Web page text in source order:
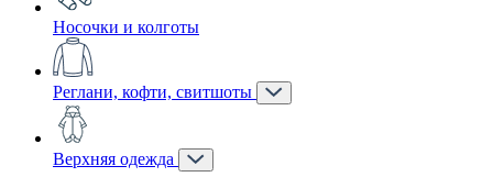
Носочки и колготы
Реглани, кофти, свитшоты
Верхняя одежда